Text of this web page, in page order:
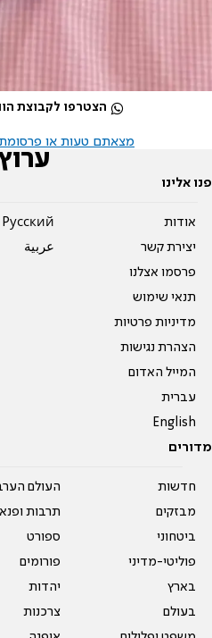
הצטרפו לקבוצת
מצאתם טעות או פרסומת
פנו אלינו
אודות
יצירת קשר
פרסמו אצלנו
תנאי שימוש
מדיניות פרטיות
הצהרת נגישות
המייל האדום
עברית
English
Pусский
عربية
מדורים
חדשות
מבזקים
ביטחוני
פוליטי-מדיני
בארץ
בעולם
העולם
תרבות
ספורט
פורומים
יהדות
צרכנות